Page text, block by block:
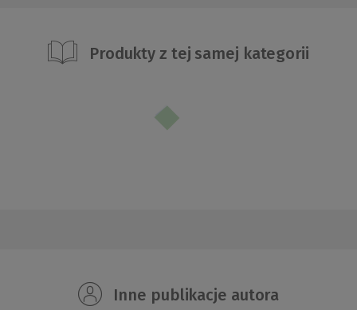
Produkty z tej samej kategorii
Inne publikacje autora